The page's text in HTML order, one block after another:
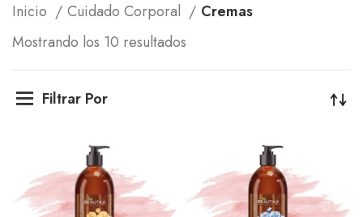
Inicio Cuidado Corporal
Cremas
Mostrando los 10 resultados
Filtrar Por